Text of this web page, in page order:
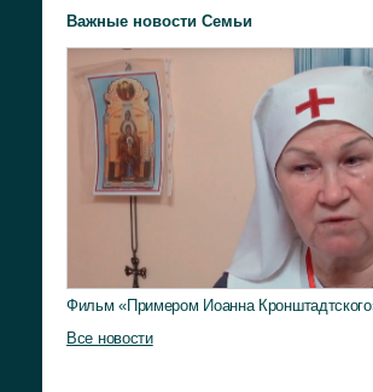
Важные новости Семьи
Фильм «Примером Иоанна
Все новости